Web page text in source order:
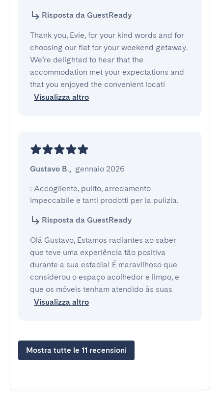
Risposta da GuestReady
Thank you, Evie, for your kind words and for
choosing our flat for your weekend getaway.
We’re delighted to hear that the
accommodation met your expectations and
that you enjoyed the convenient locati
Visualizza altro
Gustavo B., gennaio 2026
: Accogliente, pulito, arredamento
impeccabile e tanti prodotti per la pulizia.
Risposta da GuestReady
Olá Gustavo, Estamos radiantes ao saber
que teve uma experiência tão positiva
durante a sua estadia! É maravilhoso que
considerou o espaço acolhedor e limpo, e
que os móveis tenham atendido às suas
Visualizza altro
Mostra tutte le 11 recensioni